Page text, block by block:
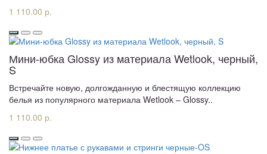
1 110.00 р.
Мини-юбка Glossy из материала Wetlook, черный,
S
Встречайте новую, долгожданную и блестящую коллекцию
белья из популярного материала Wetlook – Glossy..
1 110.00 р.